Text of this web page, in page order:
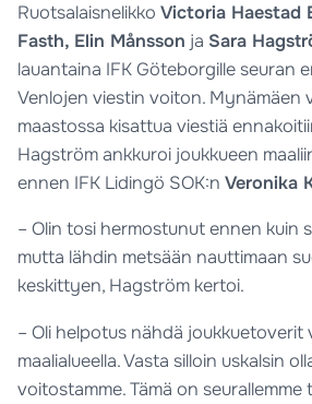
RuotsalaisnelikkoVictoria Haestad
Fasth, Elin Månsson ja Sara
lauantaina IFK Göteborgille seuran
Venlojen viestin voiton. Mynämäen
maastossa kisattua viestiä
Hagström ankkuroi joukkueen
ennen IFK Lidingö SOK:nVeronika
– Olin tosi hermostunut ennen kuin
mutta lähdin metsään nauttimaan
keskittyen, Hagström kertoi.
– Oli helpotus nähdä joukkuetoverit
maalialueella. Vasta silloin uskalsin
voitostamme. Tämä on seurallemme